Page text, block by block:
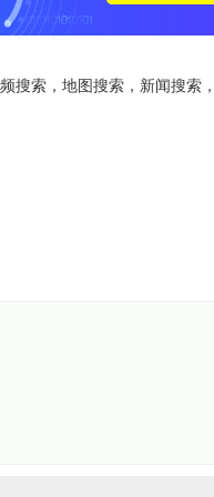
搜索，地图搜索，新闻搜索